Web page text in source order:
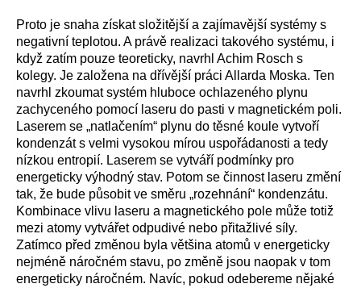
Proto je snaha získat složitější a zajímavější systémy s
negativní teplotou. A právě realizaci takového systému, i
když zatím pouze teoreticky, navrhl Achim Rosch s
kolegy. Je založena na dřívější práci Allarda Moska. Ten
navrhl zkoumat systém hluboce ochlazeného plynu
zachyceného pomocí laseru do pasti v magnetickém poli.
Laserem se „natlačením“ plynu do těsné koule vytvoří
kondenzát s velmi vysokou mírou uspořádanosti a tedy
nízkou entropií. Laserem se vytváří podmínky pro
energeticky výhodný stav. Potom se činnost laseru změní
tak, že bude působit ve směru „rozehnání“ kondenzátu.
Kombinace vlivu laseru a magnetického pole může totiž
mezi atomy vytvářet odpudivé nebo přitažlivé síly.
Zatímco před změnou byla většina atomů v energeticky
nejméně náročném stavu, po změně jsou naopak v tom
energeticky náročném. Navíc, pokud odebereme nějaké